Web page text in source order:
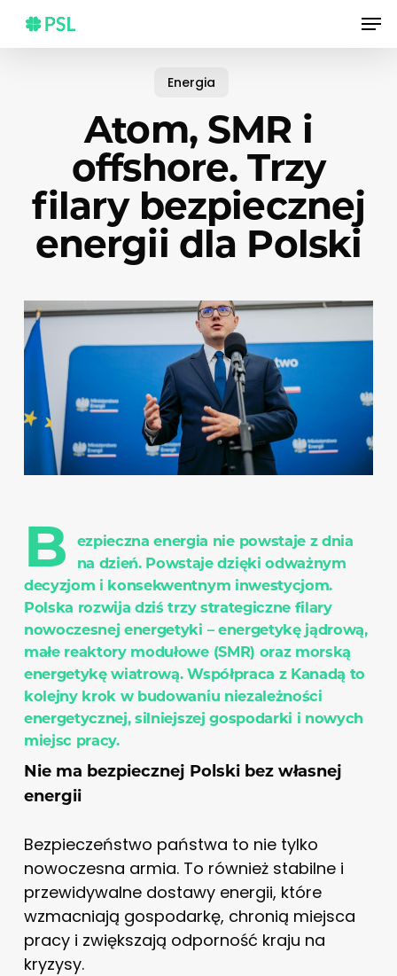
main
Energia
Atom, SMR i
offshore. Trzy
filary bezpiecznej
energii dla Polski
B
ezpieczna energia nie powstaje z dnia
na dzień. Powstaje dzięki odważnym
decyzjom i konsekwentnym inwestycjom.
Polska rozwija dziś trzy strategiczne filary
nowoczesnej energetyki – energetykę jądrową,
małe reaktory modułowe (SMR) oraz morską
energetykę wiatrową. Współpraca z Kanadą to
kolejny krok w budowaniu niezależności
energetycznej, silniejszej gospodarki i nowych
miejsc pracy.
Nie ma bezpiecznej Polski bez własnej
energii
Bezpieczeństwo państwa to nie tylko
nowoczesna armia. To również stabilne i
przewidywalne dostawy energii, które
wzmacniają gospodarkę, chronią miejsca
pracy i zwiększają odporność kraju na
kryzysy.